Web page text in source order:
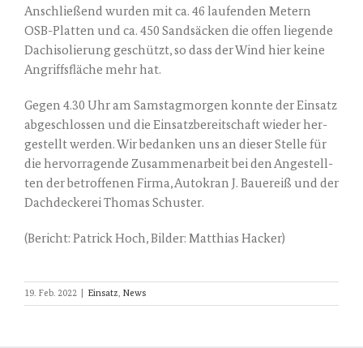
Anschlie­ßend wur­den mit ca. 46 lau­fen­den Metern
OSB-Plat­ten und ca. 450 Sand­sä­cken die offen lie­gen­de
Dach­iso­lie­rung geschützt, so dass der Wind hier kei­ne
Angriffs­flä­che mehr hat.
Gegen 4.30 Uhr am Sams­tag­mor­gen konn­te der Ein­satz
abge­schlos­sen und die Ein­satz­be­reit­schaft wie­der her­
ge­stellt wer­den. Wir bedan­ken uns an die­ser Stel­le für
die her­vor­ra­gen­de Zusam­men­ar­beit bei den Ange­stell­
ten der betrof­fe­nen Fir­ma, Auto­kran J. Bau­e­reiß und der
Dach­de­cke­rei Tho­mas Schuster.
(Bericht: Patrick Hoch, Bil­der: Mat­thi­as Hacker)
19. Feb. 2022 Einsatz, News